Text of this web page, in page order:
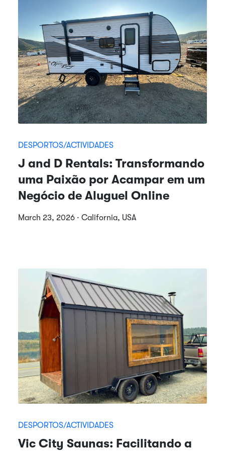
DESPORTOS/ACTIVIDADES
J and D Rentals: Transformando
uma Paixão por Acampar em um
Negócio de Aluguel Online
March 23, 2026 · California, USA
DESPORTOS/ACTIVIDADES
Vic City Saunas: Facilitando a